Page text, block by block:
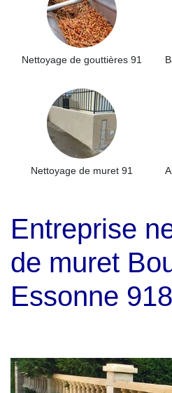
Nettoyage de gouttières 91
Nettoyage de muret 91
Entreprise
de muret
Essonne